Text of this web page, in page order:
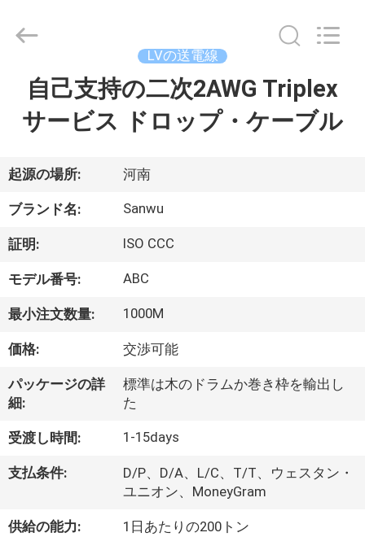
ロ
ダ
ク
ト
達
に
つ
い
supplier.
Copyright
Luoyang
Reserved.
LVの送電線
自己支持の二次2AWG Triplex
サービス ドロップ・ケーブル
起源の場所: 河南
ブランド名: Sanwu
証明: ISO CCC
モデル番号: ABC
最小注文数量: 1000M
価格: 交渉可能
パッケージの詳
細:
標準は木のドラムか巻き枠を輸出し
た
受渡し時間: 1-15days
支払条件:
D/P、D/A、L/C、T/T、ウェスタン・
ユニオン、MoneyGram
供給の能力: 1日あたりの200トン